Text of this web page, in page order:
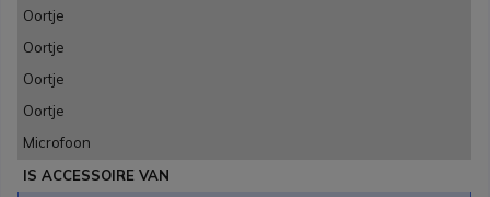
Oortje
Oortje
Oortje
Oortje
Microfoon
IS ACCESSOIRE VAN